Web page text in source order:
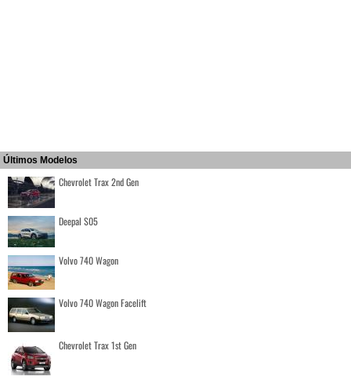
Últimos Modelos
Chevrolet Trax 2nd Gen
Deepal S05
Volvo 740 Wagon
Volvo 740 Wagon Facelift
Chevrolet Trax 1st Gen